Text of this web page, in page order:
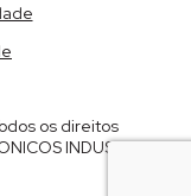
os direitos
INDUSTRIA E